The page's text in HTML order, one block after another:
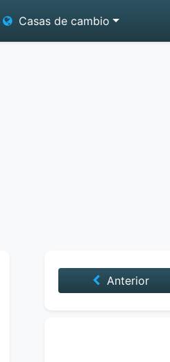
Casas de cambio
Anterior